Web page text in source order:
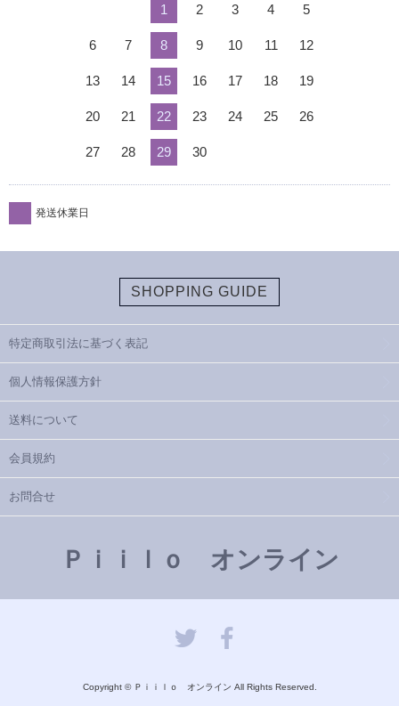
1
2 3 4 5
6 7 8 9 10 11 12
13 14 15 16 17 18 19
20 21 22 23 24 25 26
27 28 29 30
発送休業日
SHOPPING GUIDE
特定商取引法に基づく表記
個人情報保護方針
送料について
会員規約
お問合せ
Ｐｉｉｌｏ オンライン
Copyright © Ｐｉｉｌｏ オンライン All Rights Reserved.